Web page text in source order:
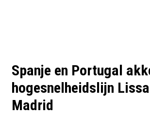
Spanje en Portugal
hogesnelheidslijn
Madrid